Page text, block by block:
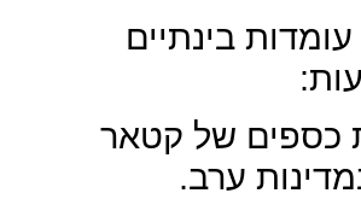
בינתיים
כספים של קטאר
ערב.